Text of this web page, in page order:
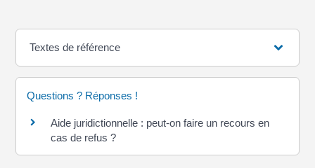
Textes de référence
Questions ? Réponses !
Aide juridictionnelle : peut-on faire un recours en
cas de refus ?